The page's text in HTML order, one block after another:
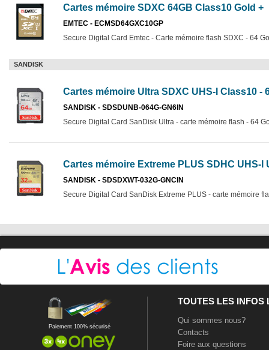
Cartes mémoire SDXC 64GB Class10 Gold +
EMTEC - ECMSD64GXC10GP
Secure Digital Card Emtec - Carte mémoire flash SDXC - 64
SANDISK
Cartes mémoire Ultra SDXC UHS-I Class10 -
SANDISK - SDSDUNB-064G-GN6IN
Secure Digital Card SanDisk Ultra - carte mémoire flash - 64
Cartes mémoire Extreme PLUS SDHC UHS-I
SANDISK - SDSDXWT-032G-GNCIN
Secure Digital Card SanDisk Extreme PLUS - carte mémoire
Paiement 100% sécurisé
TOUTES LES INFOS
Qui sommes nous?
Contacts
Foire aux questions